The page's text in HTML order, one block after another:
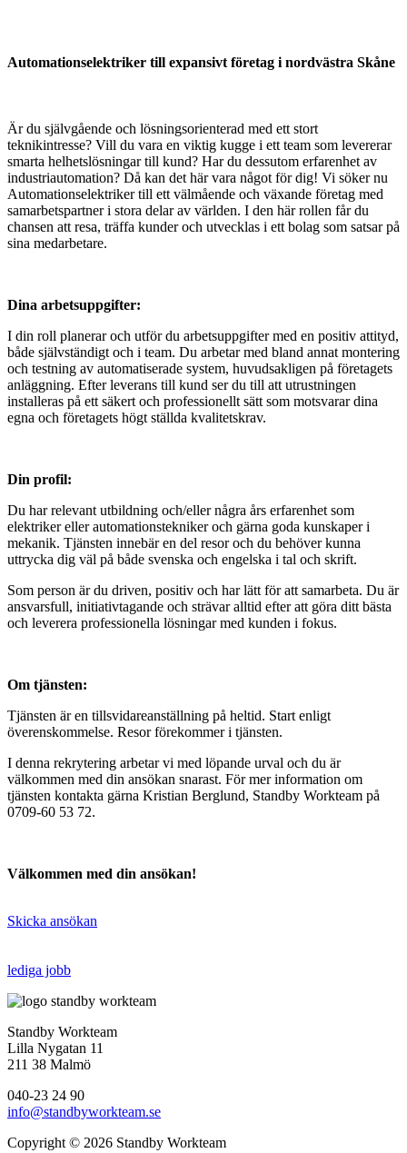
Automationselektriker till expansivt företag i nordvästra Skåne
Är du självgående och lösningsorienterad med ett stort
teknikintresse? Vill du vara en viktig kugge i ett team som levererar
smarta helhetslösningar till kund? Har du dessutom erfarenhet av
industriautomation? Då kan det här vara något för dig! Vi söker nu
Automationselektriker till ett välmående och växande företag med
samarbetspartner i stora delar av världen. I den här rollen får du
chansen att resa, träffa kunder och utvecklas i ett bolag som satsar på
sina medarbetare.
Dina arbetsuppgifter:
I din roll planerar och utför du arbetsuppgifter med en positiv attityd,
både självständigt och i team. Du arbetar med bland annat montering
och testning av automatiserade system, huvudsakligen på företagets
anläggning. Efter leverans till kund ser du till att utrustningen
installeras på ett säkert och professionellt sätt som motsvarar dina
egna och företagets högt ställda kvalitetskrav.
Din profil:
Du har relevant utbildning och/eller några års erfarenhet som
elektriker eller automationstekniker och gärna goda kunskaper i
mekanik. Tjänsten innebär en del resor och du behöver kunna
uttrycka dig väl på både svenska och engelska i tal och skrift.
Som person är du driven, positiv och har lätt för att samarbeta. Du är
ansvarsfull, initiativtagande och strävar alltid efter att göra ditt bästa
och leverera professionella lösningar med kunden i fokus.
Om tjänsten:
Tjänsten är en tillsvidareanställning på heltid. Start enligt
överenskommelse. Resor förekommer i tjänsten.
I denna rekrytering arbetar vi med löpande urval och du är
välkommen med din ansökan snarast. För mer information om
tjänsten kontakta gärna Kristian Berglund, Standby Workteam på
0709-60 53 72.
Välkommen med din ansökan!
Skicka ansökan
lediga jobb
Standby Workteam
Lilla Nygatan 11
211 38 Malmö
040-23 24 90
info@standbyworkteam.se
Copyright © 2026 Standby Workteam